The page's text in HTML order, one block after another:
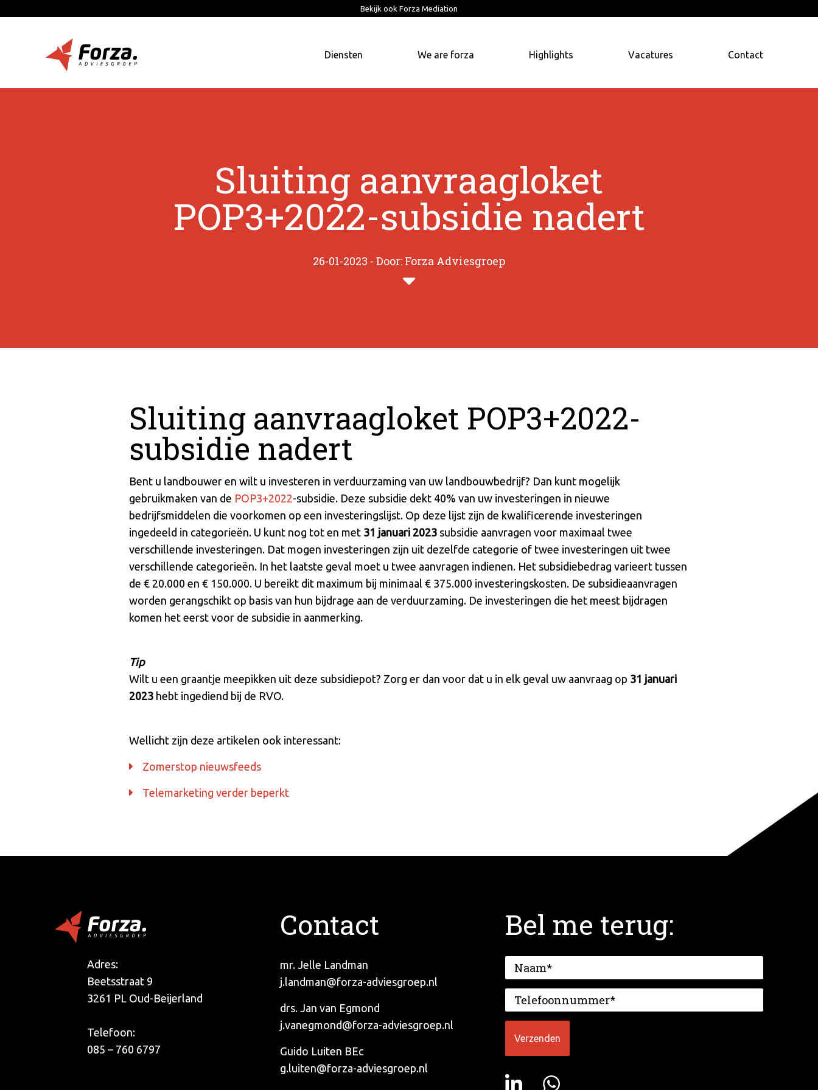
Bekijk ook Forza Mediation
Diensten We are forza Highlights Vacatures Contact
Sluiting aanvraagloket
POP3+2022-subsidie nadert
26-01-2023 - Door: Forza Adviesgroep
Sluiting aanvraagloket POP3+2022-
subsidie nadert
Bent u landbouwer en wilt u investeren in verduurzaming van uw landbouwbedrijf? Dan kunt mogelijk
gebruikmaken van de POP3+2022-subsidie. Deze subsidie dekt 40% van uw investeringen in nieuwe
bedrijfsmiddelen die voorkomen op een investeringslijst. Op deze lijst zijn de kwalificerende investeringen
ingedeeld in categorieën. U kunt nog tot en met 31 januari 2023 subsidie aanvragen voor maximaal twee
verschillende investeringen. Dat mogen investeringen zijn uit dezelfde categorie of twee investeringen uit twee
verschillende categorieën. In het laatste geval moet u twee aanvragen indienen. Het subsidiebedrag varieert tussen
de € 20.000 en € 150.000. U bereikt dit maximum bij minimaal € 375.000 investeringskosten. De subsidieaanvragen
worden gerangschikt op basis van hun bijdrage aan de verduurzaming. De investeringen die het meest bijdragen
komen het eerst voor de subsidie in aanmerking.
Tip
Wilt u een graantje meepikken uit deze subsidiepot? Zorg er dan voor dat u in elk geval uw aanvraag op 31 januari
2023 hebt ingediend bij de RVO.
Wellicht zijn deze artikelen ook interessant:
Zomerstop nieuwsfeeds
Telemarketing verder beperkt
Adres:
Beetsstraat 9
3261 PL Oud-Beijerland
Telefoon:
085 – 760 6797
Contact
mr. Jelle Landman
j.landman@forza-adviesgroep.nl
drs. Jan van Egmond
j.vanegmond@forza-adviesgroep.nl
Guido Luiten BEc
g.luiten@forza-adviesgroep.nl
Bel me terug: